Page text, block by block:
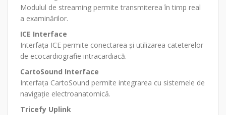
Modulul de streaming permite transmiterea în timp real
a examinărilor.
ICE Interface
Interfața ICE permite conectarea și utilizarea cateterelor
de ecocardiografie intracardiacă.
CartoSound Interface
Interfața CartoSound permite integrarea cu sistemele de
navigație electroanatomică.
Tricefy Uplink